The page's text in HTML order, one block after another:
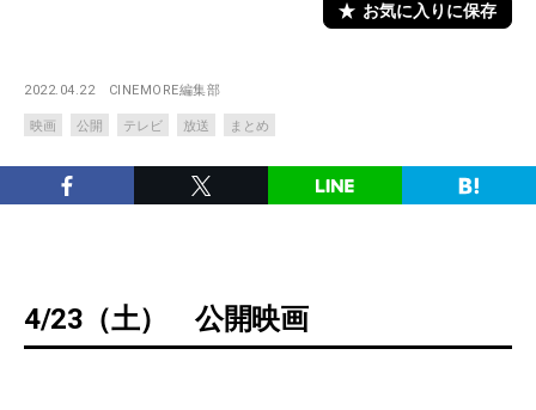
お気に入りに保存
2022.04.22 CINEMORE編集部
映画 公開 テレビ 放送 まとめ
4/23（土） 公開映画